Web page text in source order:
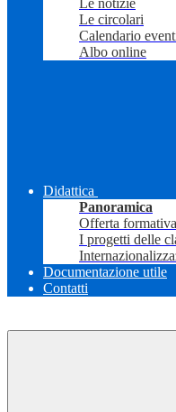
Le notizie
Le circolari
Calendario
Albo online
Didattica
Panoramica
Offerta formativa
I progetti delle
Documentazione utile
Contatti